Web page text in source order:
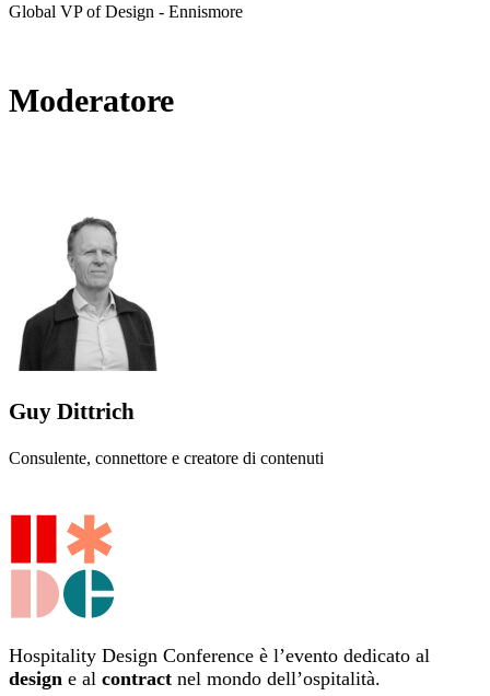
Global VP of Design - Ennismore
Moderatore
Guy Dittrich
Consulente, connettore e creatore di contenuti
Hospitality Design Conference è l’evento dedicato al
design e al contract nel mondo dell’ospitalità.